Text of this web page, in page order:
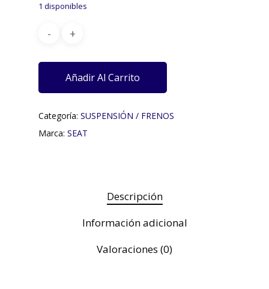
1 disponibles
Añadir Al Carrito
Categoría: SUSPENSIÓN / FRENOS
Marca: SEAT
Descripción
Información adicional
Valoraciones (0)